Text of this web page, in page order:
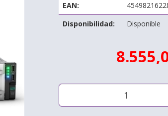
EAN:
Disponibilidad:
Disponible